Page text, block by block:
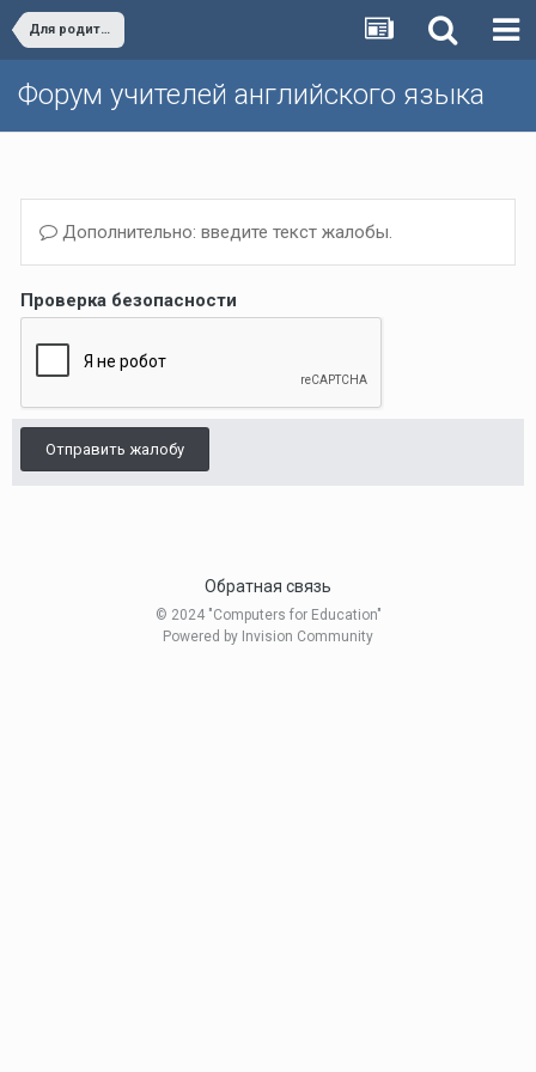
Для родителей/For parents
Форум учителей английского языка
Дополнительно: введите текст жалобы.
Проверка безопасности
Отправить жалобу
Обратная связь
© 2024 "Computers for Education"
Powered by Invision Community